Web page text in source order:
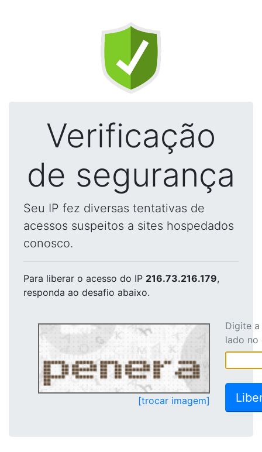
Verificação
de segurança
Seu IP fez diversas tentativas de
acessos suspeitos a sites hospedados
conosco.
Para liberar o acesso do IP 216.73.216.179,
responda ao desafio abaixo.
[trocar imagem]
Digite
lado no